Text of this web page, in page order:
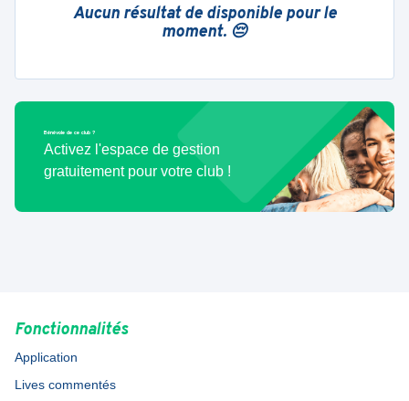
Aucun résultat de disponible pour le
moment. 😔
Bénévole de ce club ?
Activez l'espace de gestion
gratuitement pour votre club !
Fonctionnalités
Application
Lives commentés